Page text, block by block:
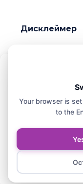
Чтобы обеспечить
технологии, как файлы
информации о вашем
этих технологий
данные, как история
Юлия Хоменко
Дисклеймер
некоторые
уже проданы.
и
© SunliteBG - Все
поддерживается
Your browser is
to the